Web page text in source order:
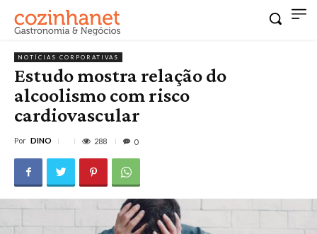
NOTÍCIAS CORPORATIVAS
Estudo mostra relação do
alcoolismo com risco
cardiovascular
Por DINO 288 0